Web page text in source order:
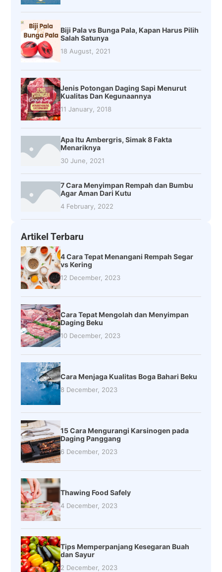
Biji Pala vs Bunga Pala, Kapan Harus Pilih
Salah Satunya
18 August, 2021
Jenis Potongan Daging Sapi Menurut
Kualitas Dan Kegunaannya
11 January, 2018
Apa Itu Ambergris, Simak 8 Fakta
Menariknya
30 June, 2021
7 Cara Menyimpan Rempah dan Bumbu
Agar Aman Dari Kutu
4 February, 2022
Artikel Terbaru
4 Cara Tepat Menangani Rempah Segar
vs Kering
12 December, 2023
Cara Tepat Mengolah dan Menyimpan
Daging Beku
10 December, 2023
Cara Menjaga Kualitas Boga Bahari Beku
8 December, 2023
15 Cara Mengurangi Karsinogen pada
Daging Panggang
6 December, 2023
Thawing Food Safely
4 December, 2023
Tips Memperpanjang Kesegaran Buah
dan Sayur
2 December, 2023